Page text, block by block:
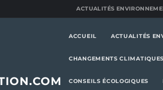
ACTUALITÉS
ACCUEIL ACTUALITÉS
CHANGEMENTS CLIMATIQUES
CONSEILS ÉCOLOGIQUES